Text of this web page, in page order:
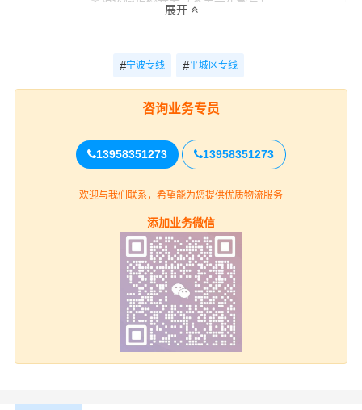
电话咨询
上门取货
宁波
州区、奉化区、象山县、宁海县（详细提货
位置请电话沟通）
大同平城区
平城区(全境)（详细送货位置请电话沟
展开
#宁波专线 #平城区专线
咨询业务专员
13958351273 13958351273
欢迎与我们联系，希望能为您提供优质物流服务
添加业务微信